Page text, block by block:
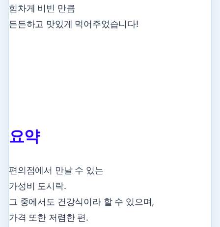
힘차게 비빈 만큼
든든하고 맛있게 먹어주었습니다!
요약
편의점에서 만날 수 있는
가성비 도시락.
그 중에서도 건강식이라 할 수 있으며,
가격 또한 저렴한 편.